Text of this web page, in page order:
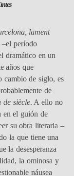
lament
–el período
dramático en un
años que
cambio de siglo, es
de
de siècle. A ello no
en el guión de
su obra literaria –
la que tiene una
la desesperanza
la ominosa y
náusea